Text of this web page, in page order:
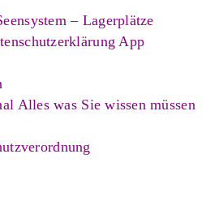
– Lagerplätze
App
Alles was Sie wissen müssen